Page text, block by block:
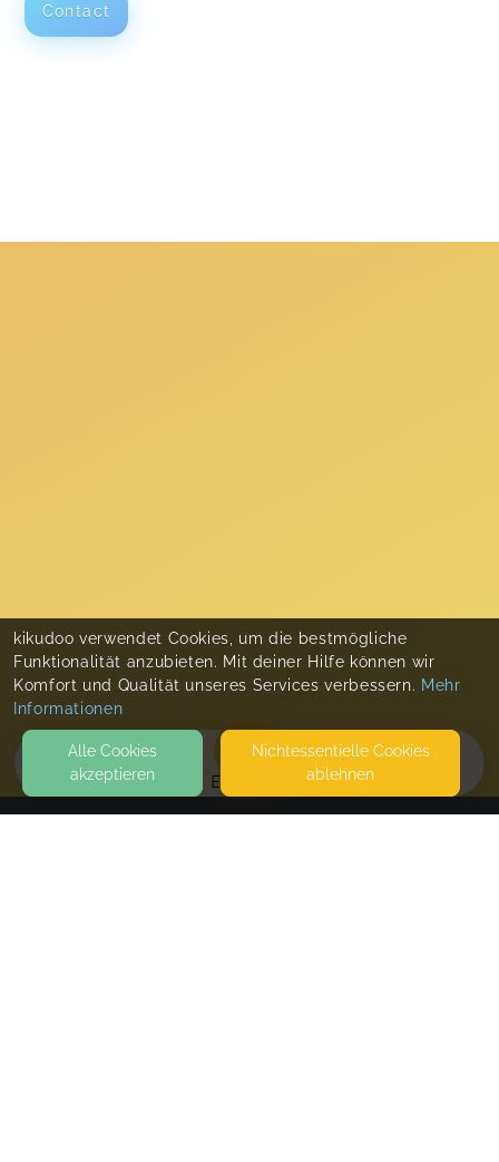
EVENTS
Contact
kikudoo verwendet Cookies, um die bestmögliche
Funktionalität anzubieten. Mit deiner Hilfe können wir
Komfort und Qualität unseres Services verbessern. Mehr
Informationen
Alle Cookies
akzeptieren
Nicht­essentielle Cookies
ablehnen